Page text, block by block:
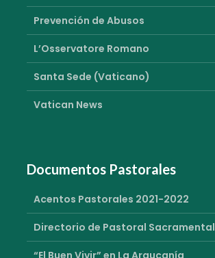
Prevención de Abusos
L’Osservatore Romano
Santa Sede (Vaticano)
Vatican News
Documentos Pastorales
Acentos Pastorales 2021-2022
Directorio de Pastoral Sacramental
“El Buen Vivir” en La Araucanía